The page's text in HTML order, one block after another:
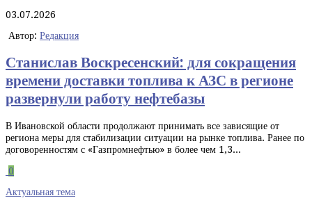
03.07.2026
Автор: Редакция
Станислав Воскресенский: для сокращения
времени доставки топлива к АЗС в регионе
развернули работу нефтебазы
В Ивановской области продолжают принимать все зависящие от
региона меры для стабилизации ситуации на рынке топлива. Ранее по
договоренностям с «Газпромнефтью» в более чем 1,3...
0
Актуальная тема